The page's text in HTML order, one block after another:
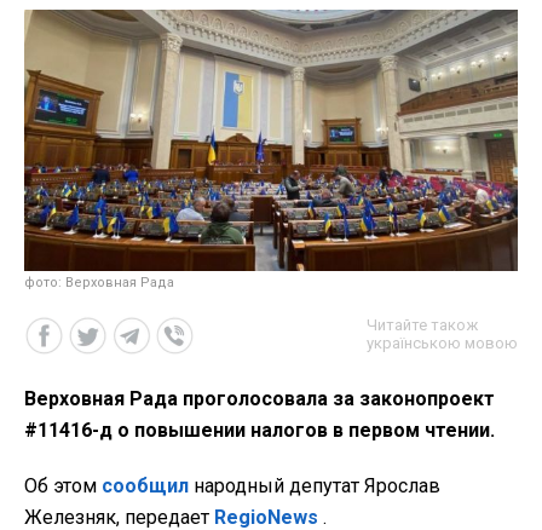
фото: Верховная Рада
Читайте також
українською мовою
Верховная Рада проголосовала за законопроект
#11416-д о повышении налогов в первом чтении.
Об этом сообщил народный депутат Ярослав
Железняк, передает RegioNews .